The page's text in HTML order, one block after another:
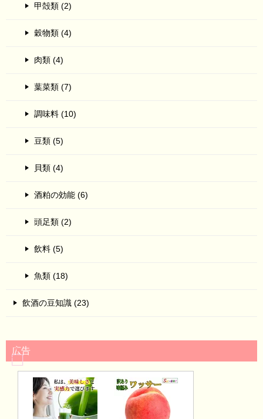
甲殻類 (2)
穀物類 (4)
肉類 (4)
葉菜類 (7)
調味料 (10)
豆類 (5)
貝類 (4)
酒粕の効能 (6)
頭足類 (2)
飲料 (5)
魚類 (18)
飲酒の豆知識 (23)
広告